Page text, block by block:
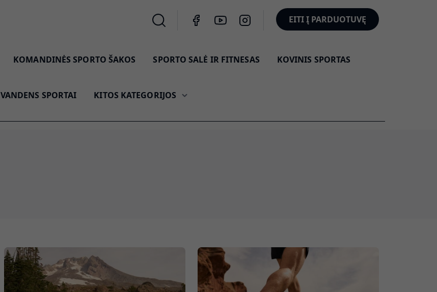
EITI Į PARDUOTUVĘ
KOMANDINĖS SPORTO ŠAKOS SPORTO SALĖ IR FITNESAS KOVINIS SPORTAS
VANDENS SPORTAI KITOS KATEGORIJOS